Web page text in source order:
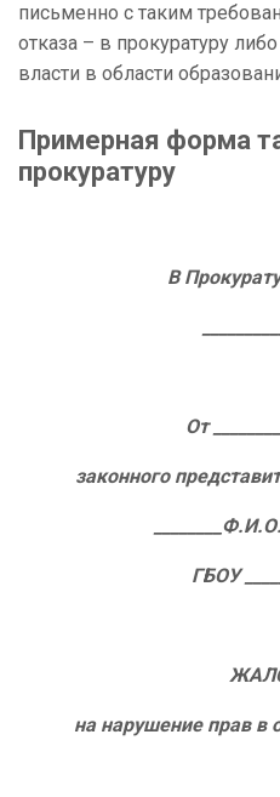
письменно с таким
отказа – в прокуратуру
власти в области
Примерная форма
прокуратуру
В
От
законного
ГБОУ
на нарушение прав в